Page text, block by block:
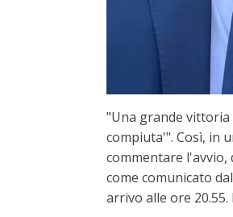
"Una grande
compiuta'". Così, in
commentare l'avvio,
come comunicato
arrivo alle ore